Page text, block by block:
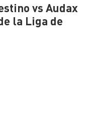
vs Audax
la Liga de